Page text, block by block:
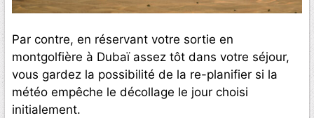
Par contre, en réservant votre sortie en
montgolfière à Dubaï assez tôt dans votre séjour,
vous gardez la possibilité de la re-planifier si la
météo empêche le décollage le jour choisi
initialement.